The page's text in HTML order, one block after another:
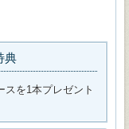
典
スを1本プレゼント